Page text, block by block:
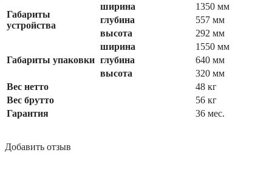
Габариты
устройства
ширина
1350 мм
глубина
557 мм
высота
292 мм
Габариты упаковки
ширина
1550 мм
глубина
640 мм
высота
320 мм
Вес нетто
48 кг
Вес брутто
56 кг
Гарантия
36 мес.
Добавить отзыв